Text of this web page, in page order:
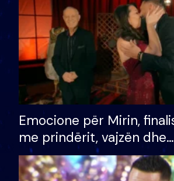
Emocione për Mirin,
me prindërit, vajzën dhe
bashkëshorten: S’kemi
divorci apo jo?